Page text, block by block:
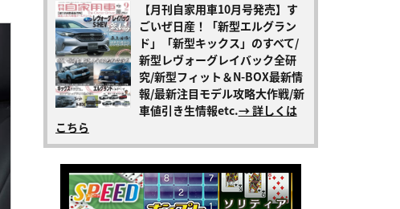
【月刊自家用車10月号発売】す
ごいぜ日産！「新型エルグラン
ド」「新型キックス」のすべて/
新型レヴォーグレイバック全研
究/新型フィット＆N-BOX最新情
報/最新注目モデル攻略大作戦/新
車値引き生情報etc.→ 詳しくは
こちら